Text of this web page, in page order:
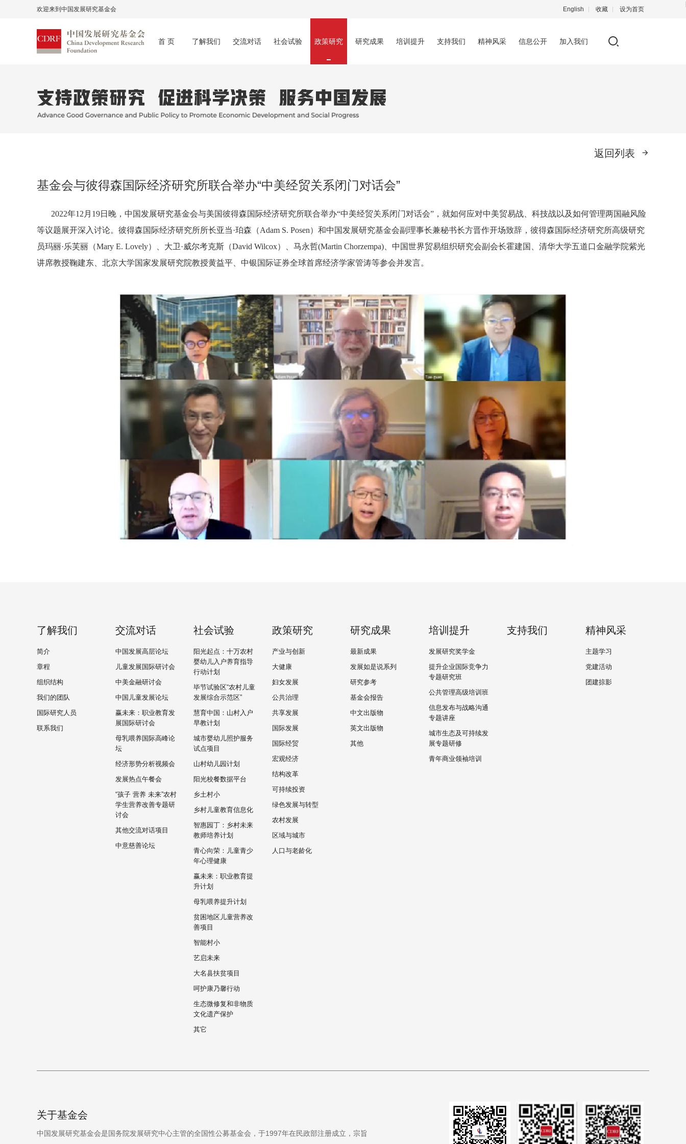
欢迎来到中国发展研究基金会 English 收藏 设为首页
首 页 了解我们 交流对话 社会试验 政策研究 研究成果 培训提升 支持我们 精神风采 信息公开 加入我们
返回列表
基金会与彼得森国际经济研究所联合举办“中美经贸关系闭门对话会”
2022年12月19日晚，中国发展研究基金会与美国彼得森国际经济研究所联合举办“中美经贸关系闭门对话会”，就如何应对中美贸易战、科技战以及如何管理两国融风险
等议题展开深入讨论。彼得森国际经济研究所所长亚当·珀森（Adam S. Posen）和中国发展研究基金会副理事长兼秘书长方晋作开场致辞，彼得森国际经济研究所高级研究
员玛丽·乐芙丽（Mary E. Lovely）、大卫·威尔考克斯（David Wilcox）、马永哲(Martin Chorzempa)、中国世界贸易组织研究会副会长霍建国、清华大学五道口金融学院紫光
讲席教授鞠建东、北京大学国家发展研究院教授黄益平、中银国际证券全球首席经济学家管涛等参会并发言。
了解我们
简介
章程
组织结构
我们的团队
国际研究人员
联系我们
交流对话
中国发展高层论坛
儿童发展国际研讨会
中美金融研讨会
中国儿童发展论坛
赢未来：职业教育发
展国际研讨会
母乳喂养国际高峰论
坛
经济形势分析视频会
发展热点午餐会
“孩子 营养 未来”农村
学生营养改善专题研
讨会
其他交流对话项目
中意慈善论坛
社会试验
阳光起点：十万农村
婴幼儿入户养育指导
行动计划
毕节试验区“农村儿童
发展综合示范区”
慧育中国：山村入户
早教计划
城市婴幼儿照护服务
试点项目
山村幼儿园计划
阳光校餐数据平台
乡土村小
乡村儿童教育信息化
智惠园丁：乡村未来
教师培养计划
青心向荣：儿童青少
年心理健康
赢未来：职业教育提
升计划
母乳喂养提升计划
贫困地区儿童营养改
善项目
智能村小
艺启未来
大名县扶贫项目
呵护康乃馨行动
生态微修复和非物质
文化遗产保护
其它
政策研究
产业与创新
大健康
妇女发展
公共治理
共享发展
国际发展
国际经贸
宏观经济
结构改革
可持续投资
绿色发展与转型
农村发展
区域与城市
人口与老龄化
研究成果
最新成果
发展如是说系列
研究参考
基金会报告
中文出版物
英文出版物
其他
培训提升
发展研究奖学金
提升企业国际竞争力
专题研究班
公共管理高级培训班
信息发布与战略沟通
专题讲座
城市生态及可持续发
展专题研修
青年商业领袖培训
支持我们 精神风采
主题学习
党建活动
团建掠影
关于基金会
中国发展研究基金会是国务院发展研究中心主管的全国性公募基金会，于1997年在民政部注册成立，宗旨